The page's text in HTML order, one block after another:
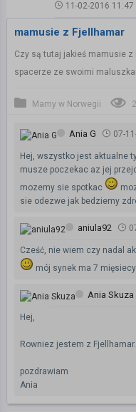
11-02-2016 11:47
mamusie z Fjellhamar
Czy są tutaj jakieś mamusie z
spacerze ze swoimi
Mamy w Norwegii
Ania G 07-
Hej, wszystko jest aktualne
musze poczekac az jej
mozemy sie spotkac
sie odezwe jak bedziemy
aniula92
Cześć, nie wiem czy nadal
mój synek ma 7 mięsiecy
Ania Skuza
Hej,
Rowniez jestem z
pozdrawiam
Ania